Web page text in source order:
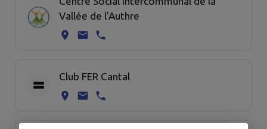
Vallée de l'Authre
Club FER Cantal